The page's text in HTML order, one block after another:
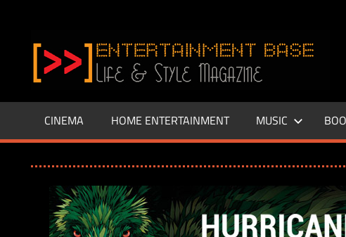
springenBase.de
CINEMA HOME ENTERTAINMENT MUSIC